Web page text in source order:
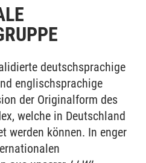
deutschsprachige
englischsprachige
der Originalform des
welche in Deutschland
werden können. In enger